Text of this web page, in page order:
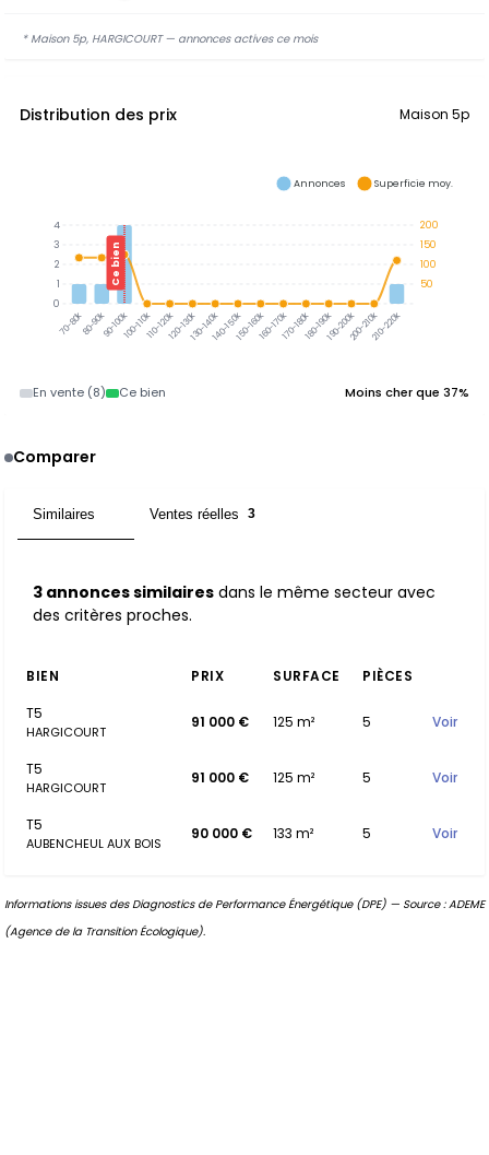
* Maison 5p, HARGICOURT — annonces actives ce mois
Distribution des prix Maison 5p
70-80k80-90k90-100k100-110k110-120k120-130k130-140k140-150k150-160k160-170k170-180k180-190k190-200k200-210k210-220k
Ce bien
200
150
100
50
4
3
2
1
0
Annonces Superficie moy.
En vente (8) Ce bien Moins cher que 37%
Comparer
Similaires Ventes réelles 3
3 annonces similaires dans le même secteur avec
des critères proches.
BIEN PRIX SURFACE
PIÈCES
T5
HARGICOURT
91 000 € 125 m² 5 Voir
T5
HARGICOURT
91 000 € 125 m² 5 Voir
T5
AUBENCHEUL AUX BOIS
90 000 € 133 m² 5 Voir
Informations issues des Diagnostics de Performance Énergétique (DPE) — Source : ADEME
(Agence de la Transition Écologique).